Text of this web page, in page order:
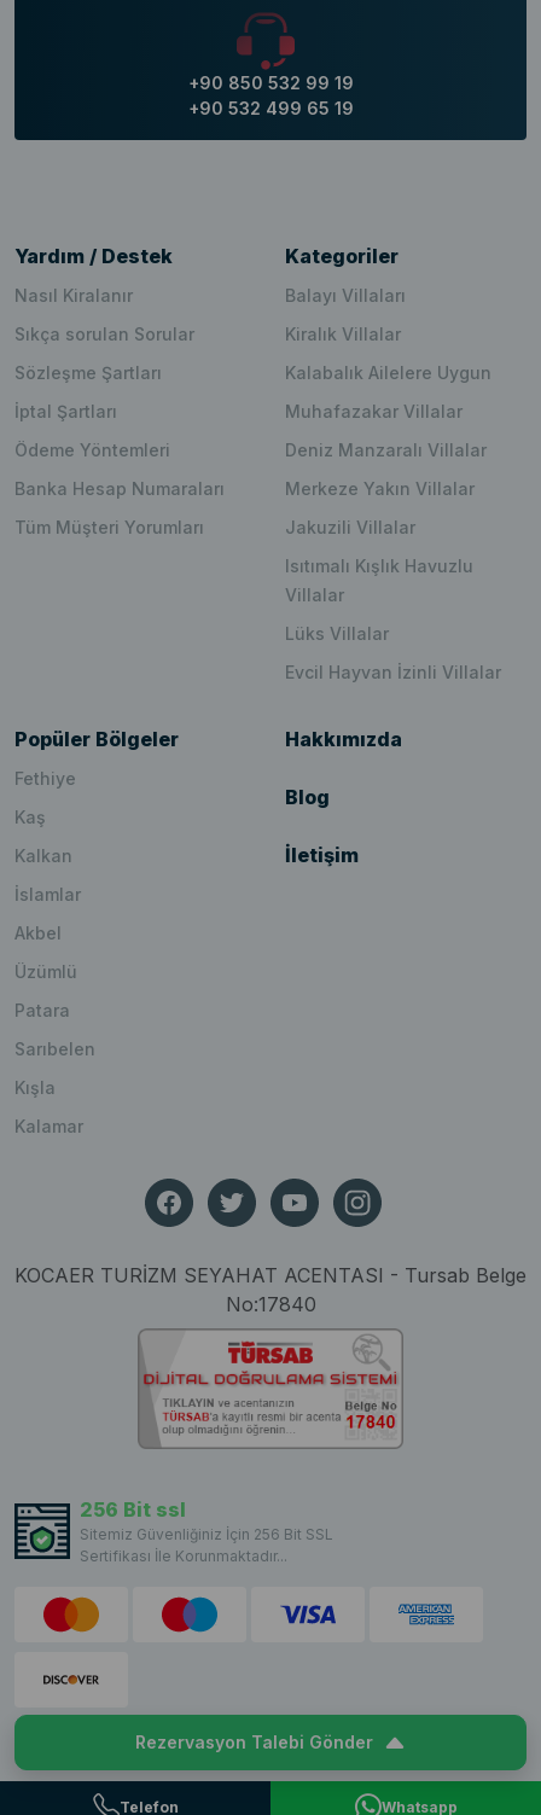
Rezervasyon Talebi Gönder
+90 850 532 99 19
+90 532 499 65 19
Yardım / Destek
Nasıl Kiralanır
Sıkça sorulan Sorular
Sözleşme Şartları
İptal Şartları
Ödeme Yöntemleri
Banka Hesap Numaraları
Tüm Müşteri Yorumları
Kategoriler
Balayı Villaları
Kiralık Villalar
Kalabalık Ailelere Uygun
Muhafazakar Villalar
Deniz Manzaralı Villalar
Merkeze Yakın Villalar
Jakuzili Villalar
Isıtımalı Kışlık Havuzlu
Villalar
Lüks Villalar
Evcil Hayvan İzinli Villalar
Popüler Bölgeler
Fethiye
Kaş
Kalkan
İslamlar
Akbel
Üzümlü
Patara
Sarıbelen
Kışla
Kalamar
Hakkımızda
Blog
İletişim
KOCAER TURİZM SEYAHAT ACENTASI - Tursab Belge
No:17840
256 Bit ssl
Sitemiz Güvenliğiniz İçin 256 Bit SSL
Sertifikası İle Korunmaktadır...
Copyright © 2023 VillaCentam. All rights reserved.
Telefon Whatsapp